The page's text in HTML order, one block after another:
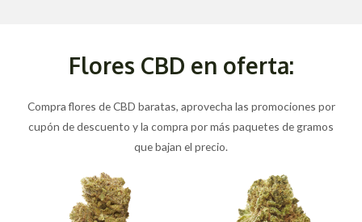
Flores CBD en oferta:
Compra flores de CBD baratas, aprovecha las promociones por
cupón de descuento y la compra por más paquetes de gramos
que bajan el precio.